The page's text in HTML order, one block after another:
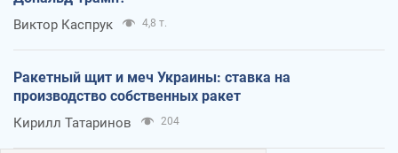
Виктор Каспрук 4,8 т.
Ракетный щит и меч Украины: ставка на
производство собственных ракет
Кирилл Татаринов 204